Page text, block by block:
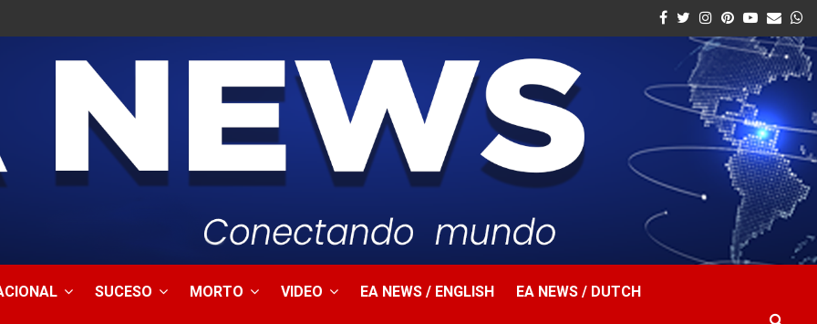
Facebook
Twitter
Instagram
Pinterest
Youtube
Email
SUCESO MORTO VIDEO EA NEWS / ENGLISH EA NEWS / DUTCH